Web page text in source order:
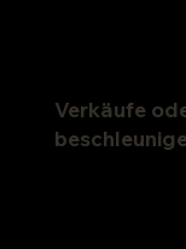
Verkäufe